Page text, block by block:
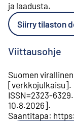
ja laadusta.
Siirry tilaston
Viittausohje
Suomen
[verkkojulkaisu].
ISSN=2323-6329.
10.8.2026].
Saantitapa: